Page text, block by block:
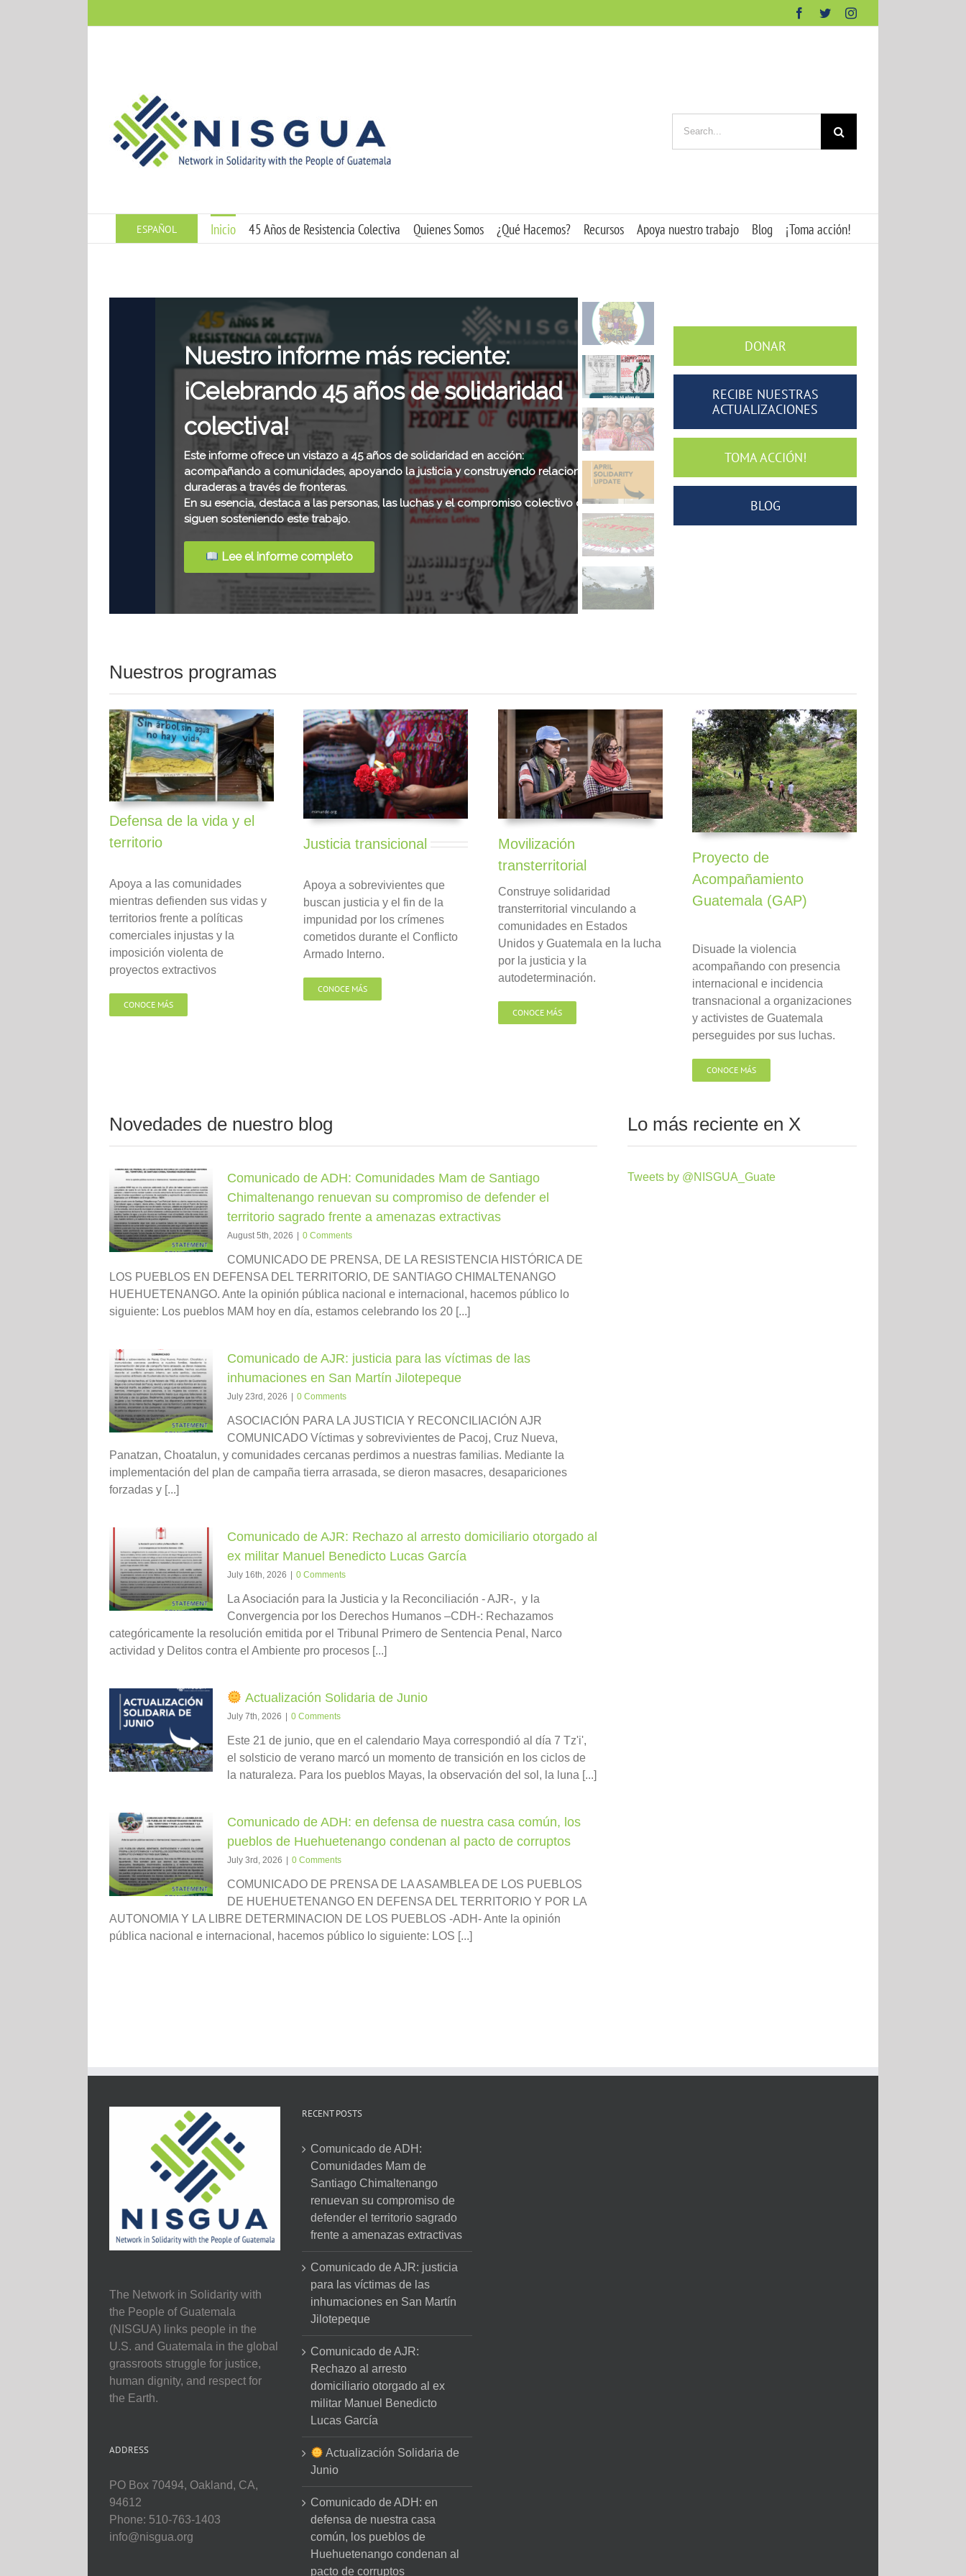
Facebook
TwitterInstagram
for:
ESPAÑOL Inicio 45 Años de Resistencia Colectiva Quienes Somos ¿Qué Hacemos? Recursos Apoya nuestro trabajo Blog ¡Toma acción!
Nuestro informe más reciente:
¡Celebrando 45 años de solidaridad
colectiva!
Este informe ofrece un vistazo a 45 años de solidaridad en acción:
acompañando a comunidades, apoyando la justicia y construyendo relaciones
duraderas a través de fronteras.
En su esencia, destaca a las personas, las luchas y el compromiso colectivo que
siguen sosteniendo este trabajo.
Lee el informe completo
DONAR
RECIBE NUESTRAS
ACTUALIZACIONES
TOMA ACCIÓN!
BLOG
Nuestros programas
Defensa de la vida y el
territorio
Apoya a las comunidades
mientras defienden sus vidas y
territorios frente a políticas
comerciales injustas y la
imposición violenta de
proyectos extractivos
CONOCE MÁS
Justicia transicional
Apoya a sobrevivientes que
buscan justicia y el fin de la
impunidad por los crímenes
cometidos durante el Conflicto
Armado Interno.
CONOCE MÁS
Movilización
transterritorial
Construye solidaridad
transterritorial vinculando a
comunidades en Estados
Unidos y Guatemala en la lucha
por la justicia y la
autodeterminación.
CONOCE MÁS
Proyecto de
Acompañamiento
Guatemala (GAP)
Disuade la violencia
acompañando con presencia
internacional e incidencia
transnacional a organizaciones
y activistes de Guatemala
perseguides por sus luchas.
CONOCE MÁS
Novedades de nuestro blog
Comunicado de ADH: Comunidades Mam de Santiago
Chimaltenango renuevan su compromiso de defender el
territorio sagrado frente a amenazas extractivas
August 5th, 2026 0 Comments
COMUNICADO DE PRENSA, DE LA RESISTENCIA HISTÓRICA DE
LOS PUEBLOS EN DEFENSA DEL TERRITORIO, DE SANTIAGO CHIMALTENANGO
HUEHUETENANGO. Ante la opinión pública nacional e internacional, hacemos público lo
siguiente: Los pueblos MAM hoy en día, estamos celebrando los 20 [...]
Comunicado de AJR: justicia para las víctimas de las
inhumaciones en San Martín Jilotepeque
July 23rd, 2026 0 Comments
ASOCIACIÓN PARA LA JUSTICIA Y RECONCILIACIÓN AJR
COMUNICADO Víctimas y sobrevivientes de Pacoj, Cruz Nueva,
Panatzan, Choatalun, y comunidades cercanas perdimos a nuestras familias. Mediante la
implementación del plan de campaña tierra arrasada, se dieron masacres, desapariciones
forzadas y [...]
Comunicado de AJR: Rechazo al arresto domiciliario otorgado al
ex militar Manuel Benedicto Lucas García
July 16th, 2026 0 Comments
La Asociación para la Justicia y la Reconciliación - AJR-, y la
Convergencia por los Derechos Humanos –CDH-: Rechazamos
categóricamente la resolución emitida por el Tribunal Primero de Sentencia Penal, Narco
actividad y Delitos contra el Ambiente pro procesos [...]
Actualización Solidaria de Junio
July 7th, 2026 0 Comments
Este 21 de junio, que en el calendario Maya correspondió al día 7 Tz'i',
el solsticio de verano marcó un momento de transición en los ciclos de
la naturaleza. Para los pueblos Mayas, la observación del sol, la luna [...]
Comunicado de ADH: en defensa de nuestra casa común, los
pueblos de Huehuetenango condenan al pacto de corruptos
July 3rd, 2026 0 Comments
COMUNICADO DE PRENSA DE LA ASAMBLEA DE LOS PUEBLOS
DE HUEHUETENANGO EN DEFENSA DEL TERRITORIO Y POR LA
AUTONOMIA Y LA LIBRE DETERMINACION DE LOS PUEBLOS -ADH- Ante la opinión
pública nacional e internacional, hacemos público lo siguiente: LOS [...]
Lo más reciente en X
Tweets by @NISGUA_Guate
The Network in Solidarity with
the People of Guatemala
(NISGUA) links people in the
U.S. and Guatemala in the global
grassroots struggle for justice,
human dignity, and respect for
the Earth.
ADDRESS
PO Box 70494, Oakland, CA,
94612
Phone: 510-763-1403
info@nisgua.org
RECENT POSTS
Comunicado de ADH:
Comunidades Mam de
Santiago Chimaltenango
renuevan su compromiso de
defender el territorio sagrado
frente a amenazas extractivas
Comunicado de AJR: justicia
para las víctimas de las
inhumaciones en San Martín
Jilotepeque
Comunicado de AJR:
Rechazo al arresto
domiciliario otorgado al ex
militar Manuel Benedicto
Lucas García
Actualización Solidaria de
Junio
Comunicado de ADH: en
defensa de nuestra casa
común, los pueblos de
Huehuetenango condenan al
pacto de corruptos